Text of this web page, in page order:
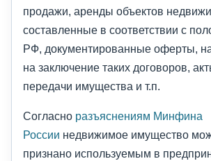
продажи, аренды объектов
составленные в соответствии с
РФ, документированные оферты,
на заключение таких договоров,
передачи имущества и т.п.
Согласно разъяснениям Минфина
России недвижимое имущество
признано используемым в